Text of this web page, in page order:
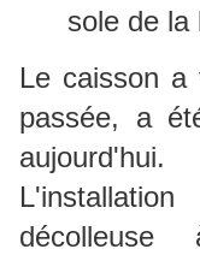
sole de la
Le caisson a
passée, a
aujourd'hui.